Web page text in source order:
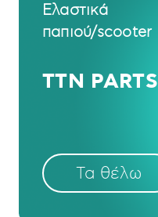
Ελαστικά
παπιού/scooter
TTN PARTS
Τα θέλω